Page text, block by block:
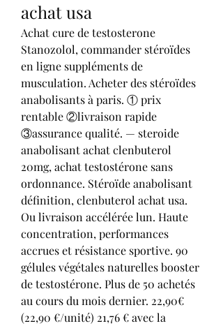
achat usa
Achat cure de testosterone
Stanozolol, commander stéroïdes
en ligne suppléments de
musculation. Acheter des stéroïdes
anabolisants à paris. ① prix
rentable ②livraison rapide
③assurance qualité. — steroide
anabolisant achat clenbuterol
20mg, achat testostérone sans
ordonnance. Stéroïde anabolisant
définition, clenbuterol achat usa.
Ou livraison accélérée lun. Haute
concentration, performances
accrues et résistance sportive. 90
gélules végétales naturelles booster
de testostérone. Plus de 50 achetés
au cours du mois dernier. 22,90€
(22,90 €/unité) 21,76 € avec la